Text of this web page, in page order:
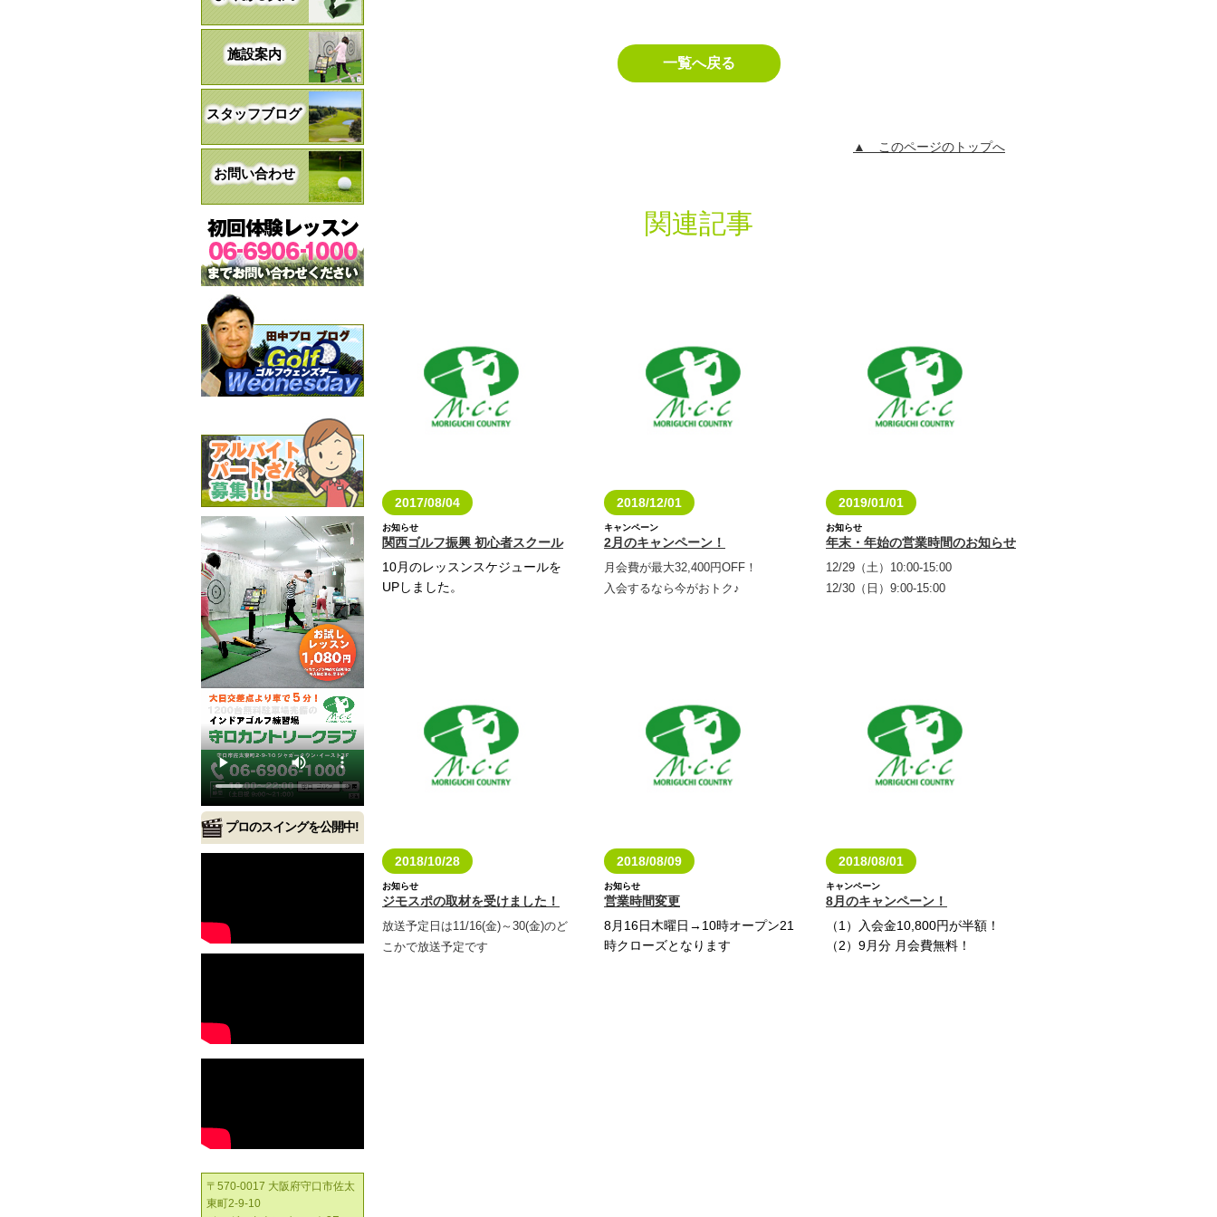
一覧へ戻る
▲ このページのトップへ
関連記事
2017/08/04
お知らせ
関西ゴルフ振興 初心者スクール
10月のレッスンスケジュールを
UPしました。
2018/12/01
キャンペーン
2月のキャンペーン！
月会費が最大32,400円OFF！
入会するなら今がおトク♪
2019/01/01
お知らせ
年末・年始の営業時間のお知らせ
12/29（土）10:00-15:00
12/30（日）9:00-15:00
01/05（土）9:00-15:00
01/06（日）9:00-15:00
2018/10/28
お知らせ
ジモスポの取材を受けました！
放送予定日は11/16(金)～30(金)のど
こかで放送予定です
2018/08/09
お知らせ
営業時間変更
8月16日木曜日→10時オープン21
時クローズとなります
2018/08/01
キャンペーン
8月のキャンペーン！
（1）入会金10,800円が半額！
（2）9月分 月会費無料！
施設案内
スタッフブログ
お問い合わせ
プロのスイングを公開中!
〒570-0017 大阪府守口市佐太
東町2-9-10